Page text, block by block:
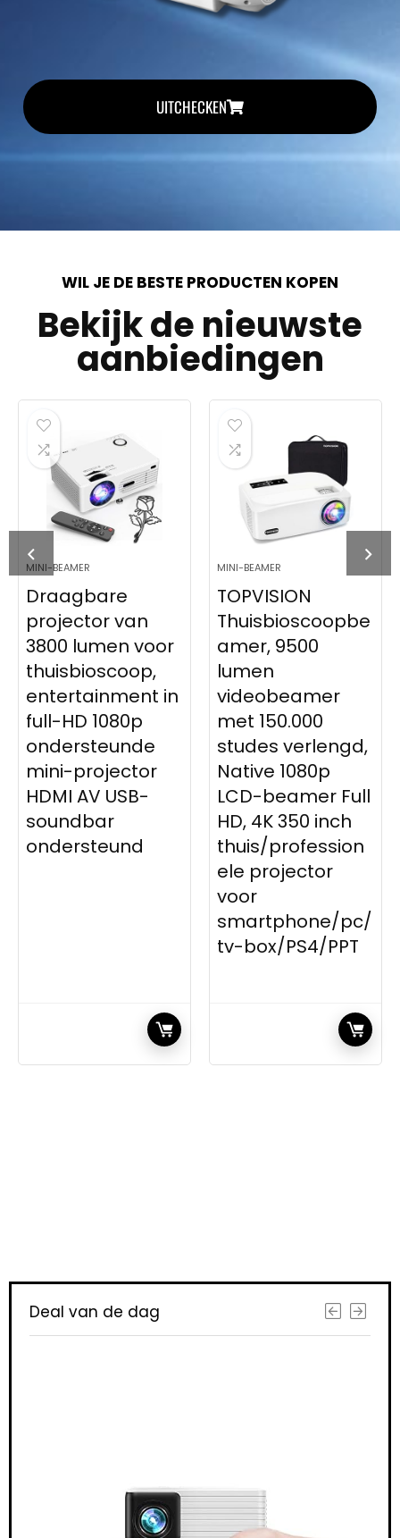
UITCHECKEN
WIL JE DE BESTE PRODUCTEN KOPEN
Bekijk de nieuwste
aanbiedingen
MINI-BEAMER
Draagbare
projector van
3800 lumen voor
thuisbioscoop,
entertainment in
full-HD 1080p
ondersteunde
mini-projector
HDMI AV USB-
soundbar
ondersteund
MINI-BEAMER
TOPVISION
Thuisbioscoopbe
amer, 9500
lumen
videobeamer
met 150.000
studes verlengd,
Native 1080p
LCD-beamer Full
HD, 4K 350 inch
thuis/profession
ele projector
voor
smartphone/pc/
tv-box/PS4/PPT
Deal van de dag